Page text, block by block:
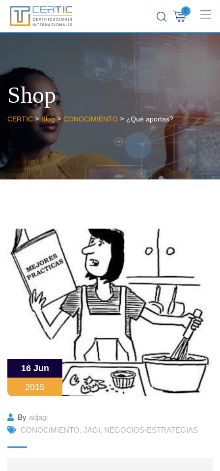
0
Shop
CERTIC>Blog> CONOCIMIENTO > ¿Qué aportas?
16 Jun
2015
By adjagi
CONOCIMIENTO, JAGI, NEGOCIOS-ESTRATEGIAS